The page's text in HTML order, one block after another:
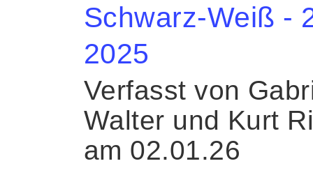
Schwarz-Weiß -
2025
Verfasst von
Walter und Kurt
am 02.01.26